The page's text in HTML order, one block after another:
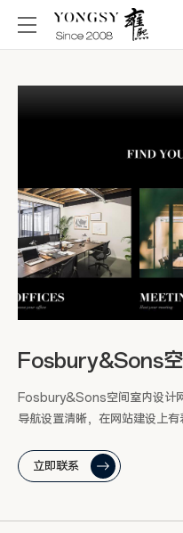
Fosbury&Sons
Fosbury&Sons空间室内设计
导航设置清晰，在网站建设上有
立即联系